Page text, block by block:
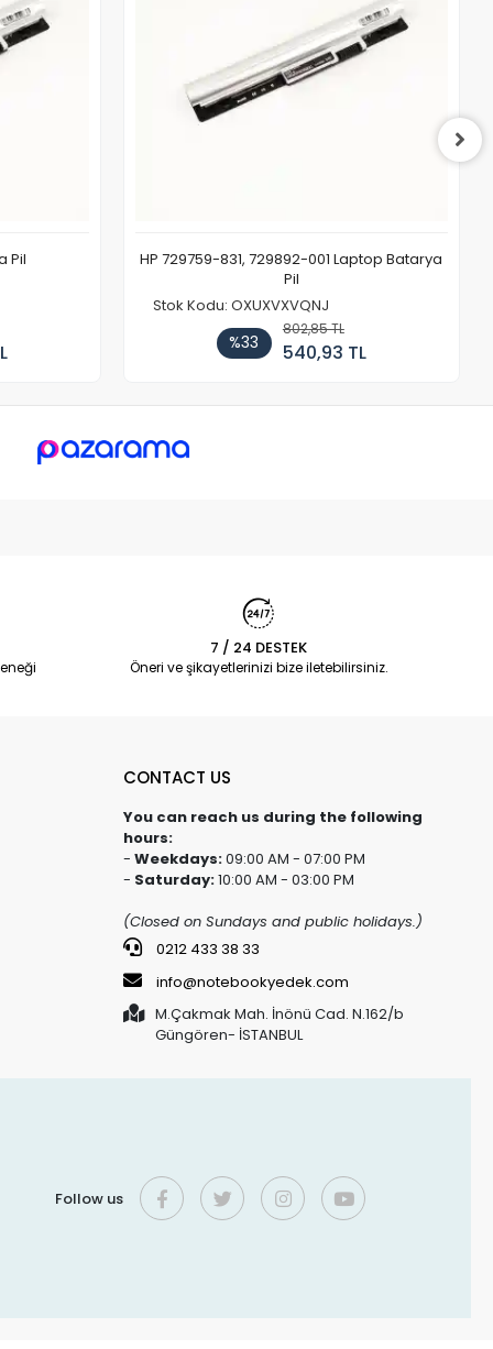
Pil
HP 729759-831, 729892-001 Laptop Batarya
Pil
Stok Kodu: OXUXVXVQNJ
%33
802,85 TL
540,93 TL
7 / 24 DESTEK
Öneri ve şikayetlerinizi bize iletebilirsiniz.
CONTACT US
You can reach us during the following
hours:
- Weekdays:09:00 AM - 07:00 PM
- Saturday:10:00 AM - 03:00 PM
(Closed on Sundays and public holidays.)
0212 433 38 33
info@notebookyedek.com
M.Çakmak Mah. İnönü Cad. N.162/b
Güngören- İSTANBUL
Follow us